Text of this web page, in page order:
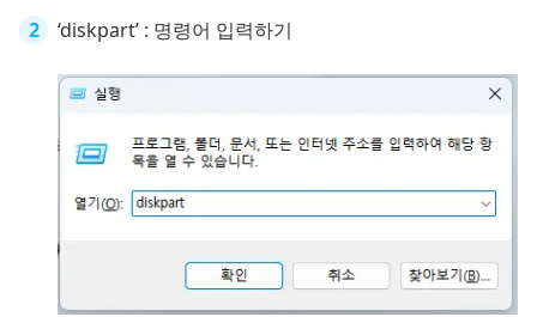
‘diskpart’ : 명령어 입력하기